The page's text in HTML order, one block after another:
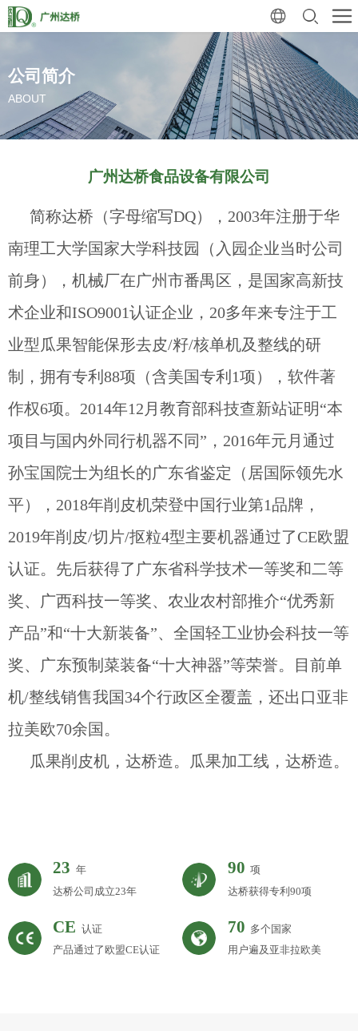
公司简介
ABOUT
广州达桥食品设备有限公司
简称达桥（字母缩写DQ），2003年注册于华
南理工大学国家大学科技园（入园企业当时公司
前身），机械厂在广州市番禺区，是国家高新技
术企业和ISO9001认证企业，20多年来专注于工
业型瓜果智能保形去皮/籽/核单机及整线的研
制，拥有专利88项（含美国专利1项），软件著
作权6项。 2014年12 月教育部科技查新站证明“本
项目与国内外同行机器不同”， 2016年元月通过
孙宝国院士为组长的广东省鉴定（居国际领先水
平）， 2018年削皮机荣登中国行业第1品牌，
2019年削皮/切片/抠粒4型主要机器通过了CE欧盟
认证。先后获得了广东省科学技术一等奖和二等
奖、广西科技一等奖、农业农村部推介“优秀新
产品”和“十大新装备”、全国轻工业协会科技一等
奖、广东预制菜装备“十大神器”等荣誉。目前单
机/整线销售我国34个行政区全覆盖，还出口亚非
拉美欧70余国。
瓜果削皮机，达桥造。瓜果加工线，达桥造。
23 年
达桥公司成立23年
90 项
达桥获得专利90项
CE 认证
产品通过了欧盟CE认证
70 多个国家
用户遍及亚非拉欧美